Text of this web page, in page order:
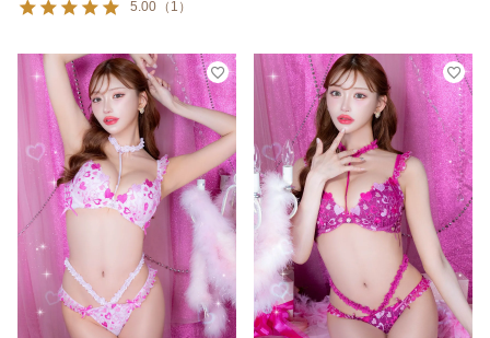
5.00 （ 1 ）